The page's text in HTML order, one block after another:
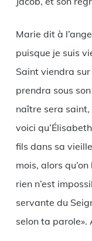
Marie dit à
puisque je suis
Saint viendra
prendra sous
naître sera saint,
voici
fils dans sa
mois, alors
rien n’est
servante du
selon ta parole».